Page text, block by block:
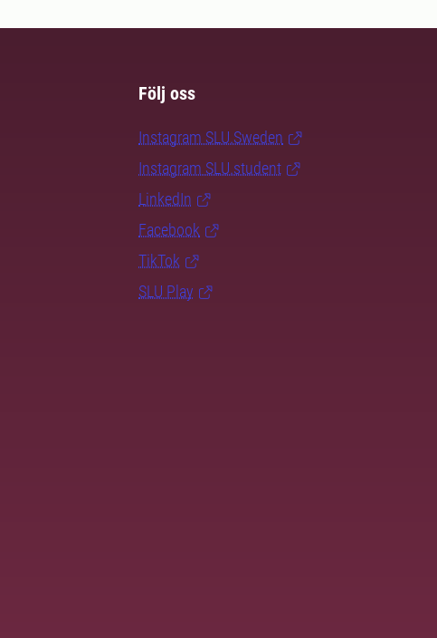
Följ oss
Instagram SLU.Sweden
Instagram SLU.student
LinkedIn
Facebook
TikTok
SLU Play